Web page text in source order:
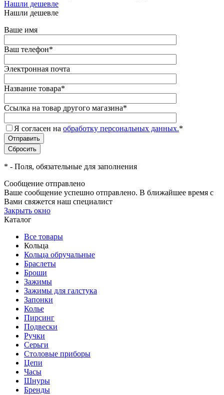
Нашли дешевле
Нашли дешевле
Ваше имя
Ваш телефон*
Электронная почта
Название товара*
Ссылка на товар другого магазина*
Я согласен на обработку персональных данных.*
* - Поля, обязательные для заполнения
Сообщение отправлено
Ваше сообщение успешно отправлено. В ближайшее время с
Вами свяжется наш специалист
Закрыть окно
Каталог
Все товары
Кольца
Кольца обручальные
Браслеты
Броши
Зажимы
Зажимы для галстука
Запонки
Колье
Пирсинг
Подвески
Ручки
Серьги
Столовые приборы
Цепи
Часы
Шнуры
Бренды